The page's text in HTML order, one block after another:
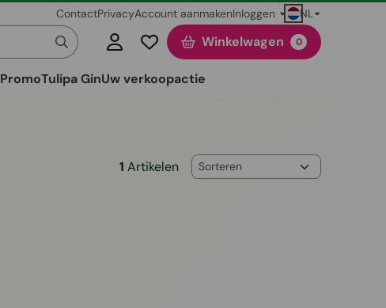
ContactPrivacyAccount aanmakenInloggen NL
Winkelwagen 0
PromoTulipa GinUw verkoopactie
1 Artikelen Sorteermethode